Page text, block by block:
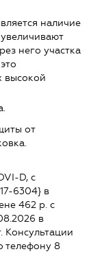
наличие
него участка
высокой
от
D, с
6304} в
462 р. с
в
телефону 8